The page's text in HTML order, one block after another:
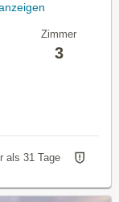
Zimmer
3
als 31 Tage